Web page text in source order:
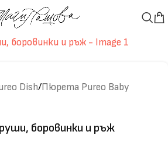
Dish/Пюрета Pureo Baby
боровинки и ръж